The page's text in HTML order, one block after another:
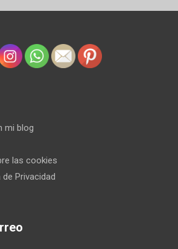
mi blog
las cookies
Privacidad